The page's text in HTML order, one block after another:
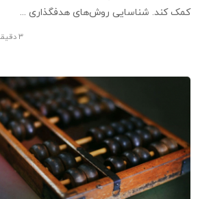
کمک کند. شناسایی روش‌های هدفگذاری ...
۳ دقیقه